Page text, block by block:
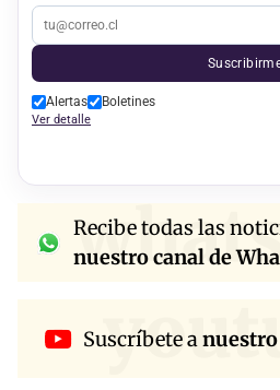
Alertas Boletines
Ver detalle
Recibe todas las
nuestro canal de
Suscríbete anuestro